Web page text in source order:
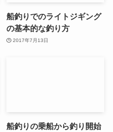
船釣りでのライトジギング
の基本的な釣り方
2017年7月13日
船釣りの乗船から釣り開始